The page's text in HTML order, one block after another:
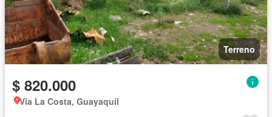
Terreno
$ 820.000
Vía La Costa, Guayaquil